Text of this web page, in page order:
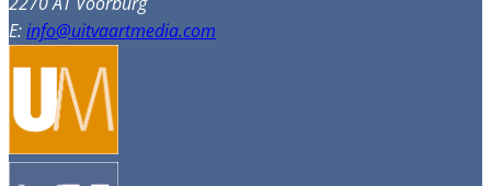
E:info@uitvaartmedia.com